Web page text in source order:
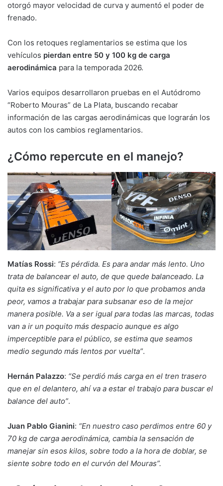
otorgó mayor velocidad de curva y aumentó el poder de
frenado.
Con los retoques reglamentarios se estima que los
vehículos pierdan entre 50 y 100 kg de carga
aerodinámica para la temporada 2026.
Varios equipos desarrollaron pruebas en el Autódromo
“Roberto Mouras” de La Plata, buscando recabar
información de las cargas aerodinámicas que lograrán los
autos con los cambios reglamentarios.
¿Cómo repercute en el manejo?
Matías Rossi: “Es pérdida. Es para andar más lento. Uno
trata de balancear el auto, de que quede balanceado. La
quita es significativa y el auto por lo que probamos anda
peor, vamos a trabajar para subsanar eso de la mejor
manera posible. Va a ser igual para todas las marcas, todas
van a ir un poquito más despacio aunque es algo
imperceptible para el público, se estima que seamos
medio segundo más lentos por vuelta”.
Hernán Palazzo: “Se perdió más carga en el tren trasero
que en el delantero, ahí va a estar el trabajo para buscar el
balance del auto”.
Juan Pablo Gianini: “En nuestro caso perdimos entre 60 y
70 kg de carga aerodinámica, cambia la sensación de
manejar sin esos kilos, sobre todo a la hora de doblar, se
siente sobre todo en el curvón del Mouras”.